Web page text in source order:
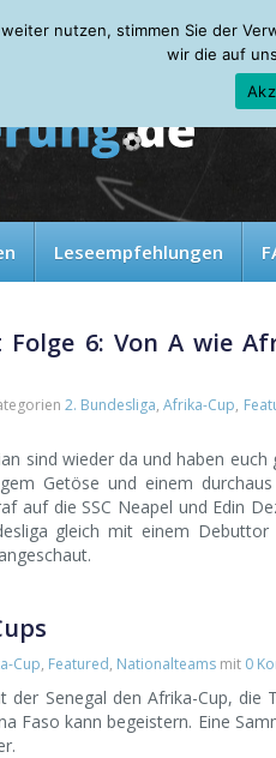
Leseempfehlungen
Folge 6: Von A wie
2. Bundesliga,Afrika-Cup,
sind wieder da und haben
Getöse und einem
auf die SSC Neapel und Edin
gleich mit einem
Cup, Featured, Nationalteams mit 0
der Senegal den Afrika-Cup,
Faso kann begeistern. Eine
nutzen, stimmen Sie der
wir die auf